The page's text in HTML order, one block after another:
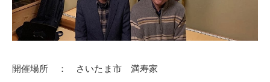
開催場所 ： さいたま市 満寿家